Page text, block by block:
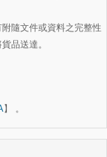
隨文件或資料之完整性
品送達。
】 。